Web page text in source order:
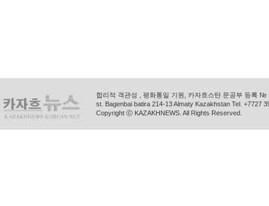
합리적 객관성 , 평화통일 기원, 카자흐스탄 문공부 등록
st. Bagenbai batira 214-13 Almaty Kazakhstan Tel. +7727
Copyright ⓒ KAZAKHNEWS. All Rights Reserved.